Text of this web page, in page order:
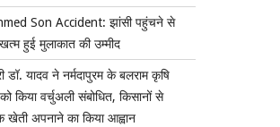
Son Accident: झांसी पहुंचने से
हुई मुलाकात की उम्मीद
डॉ. यादव ने नर्मदापुरम के बलराम कृषि
किया वर्चुअली संबोधित, किसानों से
खेती अपनाने का किया आह्वान